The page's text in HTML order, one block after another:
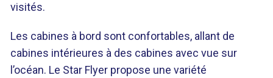
visités.
Les cabines à bord sont confortables, allant de
cabines intérieures à des cabines avec vue sur
l’océan. Le Star Flyer propose une variété